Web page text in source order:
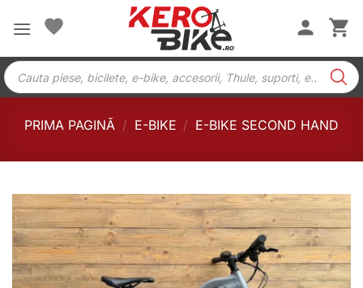
Products
search
PRIMA PAGINĂ / E-BIKE / E-BIKE SECOND HAND